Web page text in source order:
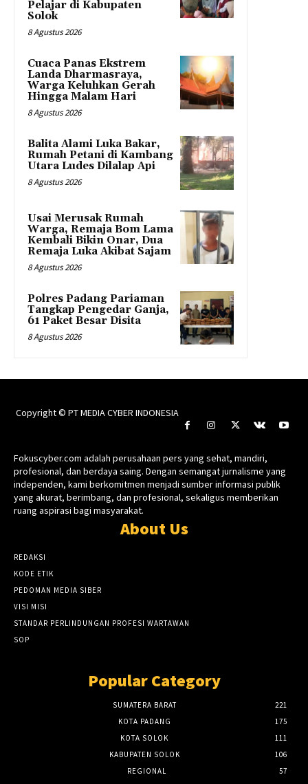
Pelajar di Kabupaten
Solok
8 Agustus 2026
Cuaca Panas Ekstrem
Landa Dharmasraya,
Warga Keluhkan Gerah
Hingga Malam Hari
8 Agustus 2026
Balita Alami Luka Bakar,
Rumah Petani di Kambang
Utara Ludes Dilalap Api
8 Agustus 2026
Usai Merusak Rumah
Warga, Remaja Bom Lama
Kembali Bikin Onar, Dua
Remaja Luka Akibat Sajam
8 Agustus 2026
Polres Padang Pariaman
Tangkap Pengedar Ganja,
61 Paket Besar Disita
8 Agustus 2026
Copyright © PT MEDIA CYBER INDONESIA
Fokuscyber.com adalah perusahaan pers yang sehat, mandiri,
profesional, dan berdaya saing. Dengan semangat jurnalisme yang
independen, kami berkomitmen menjadi sumber informasi publik
yang akurat, berimbang, dan profesional, sekaligus memberikan
ruang aspirasi bagi masyarakat.
About Us
REDAKSI
KODE ETIK
PEDOMAN MEDIA SIBER
VISI MISI
STANDAR PERLINDUNGAN PROFESI WARTAWAN
SOP
Popular Category
SUMATERA BARAT
221
KOTA PADANG
175
KOTA SOLOK
111
KABUPATEN SOLOK
106
REGIONAL
57